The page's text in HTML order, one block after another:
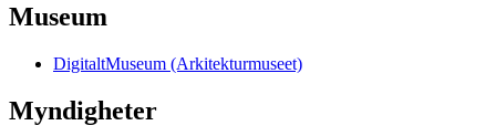
Museum
DigitaltMuseum (Arkitekturmuseet)
Myndigheter